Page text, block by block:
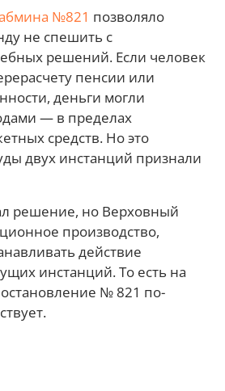
№821 позволяло
не спешить с
решений. Если человек
пенсии или
деньги могли
— в пределах
средств. Но это
двух инстанций признали
решение, но Верховный
производство,
действие
инстанций. То есть на
№ 821 по-